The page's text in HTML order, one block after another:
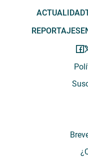
ACTUALIDAD
REPORTAJES